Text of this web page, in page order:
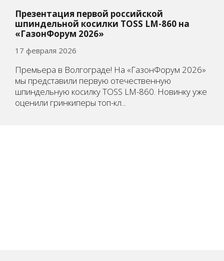
Презентация первой российской
шпиндельной косилки TOSS LM-860 на
«ГазонФорум 2026»
17 февраля 2026
Премьера в Волгограде! На «ГазонФорум 2026»
мы представили первую отечественную
шпиндельную косилку TOSS LM-860. Новинку уже
оценили гринкиперы топ-кл...